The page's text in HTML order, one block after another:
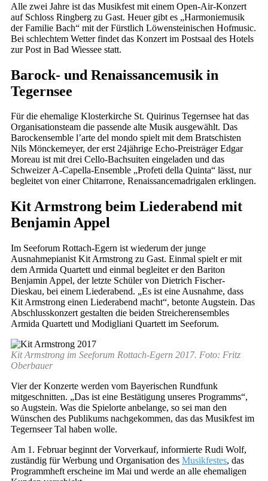
Alle zwei Jahre ist das Musikfest mit einem Open-Air-Konzert
auf Schloss Ringberg zu Gast. Heuer gibt es „Harmoniemusik
der Familie Bach“ mit der Fürstlich Löwensteinischen Hofmusic.
Bei schlechtem Wetter findet das Konzert im Postsaal des Hotels
zur Post in Bad Wiessee statt.
Barock- und Renaissancemusik in
Tegernsee
Für die ehemalige Klosterkirche St. Quirinus Tegernsee hat das
Organisationsteam die passende alte Musik ausgewählt. Das
Barockensemble l’arte del mondo spielt mit dem Bratschisten
Nils Mönckemeyer, der erst 24jährige Echo-Preisträger Edgar
Moreau ist mit drei Cello-Bachsuiten eingeladen und das
Schweizer A-Capella-Ensemble „Profeti della Quinta“ lässt, nur
begleitet von einer Chitarrone, Renaissancemadrigalen erklingen.
Kit Armstrong beim Liederabend mit
Benjamin Appel
Im Seeforum Rottach-Egern ist wiederum der junge
Ausnahmepianist Kit Armstrong zu Gast. Einmal spielt er mit
dem Armida Quartett und einmal begleitet er den Bariton
Benjamin Appel, der letzte Schüler von Dietrich Fischer-
Dieskau, bei einem Liederabend. „Es ist eine Ausnahme, dass
Kit Armstrong einen Liederabend macht“, betonte Augstein. Das
Abschlusskonzert gestalten die beiden Streicherensembles
Armida Quartett und Modigliani Quartett im Seeforum.
Kit Armstrong im Seeforum Rottach-Egern 2017. Foto: Fritz
Oberbauer
Vier der Konzerte werden vom Bayerischen Rundfunk
mitgeschnitten. „Das ist eine Bestätigung unseres Programms“,
so Augstein. Was die Spielorte anbelange, so sei man den
Wünschen des Publikums nachgekommen, das das Musikfest im
Tegernseer Tal haben wolle.
Am 1. Februar beginnt der Vorverkauf, informierte Rudi Wolf,
zuständig für Werbung und Organisation des Musikfestes, das
Programmheft erscheine im Mai und werde an alle ehemaligen